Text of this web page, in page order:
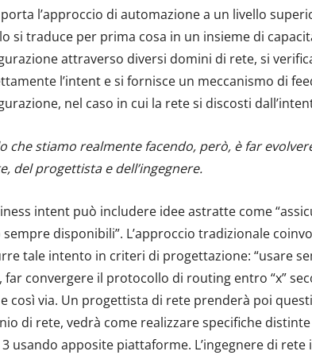
porta l’approccio di automazione a un livello
si traduce per prima cosa in un insieme di
attraverso diversi domini di rete, si
l’intent e si fornisce un meccanismo di
nel caso in cui la rete si discosti
che stiamo realmente facendo, però, è far
del progettista e dell’ingegnere.
intent può includere idee astratte come
sempre disponibili”. L’approccio tradizionale
tale intento in criteri di progettazione: “usare
far convergere il protocollo di routing entro “x”
e così via. Un progettista di rete prenderà poi
di rete, vedrà come realizzare specifiche
3 usando apposite piattaforme. L’ingegnere di